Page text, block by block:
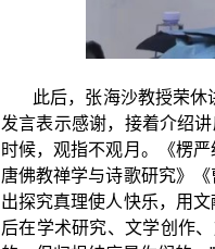
此后，张海沙教授荣休
发言表示感谢，接着介绍
时候，观指不观月。《楞
唐佛教禅学与诗歌研究》
出探究真理使人快乐，用
后在学术研究、文学创作